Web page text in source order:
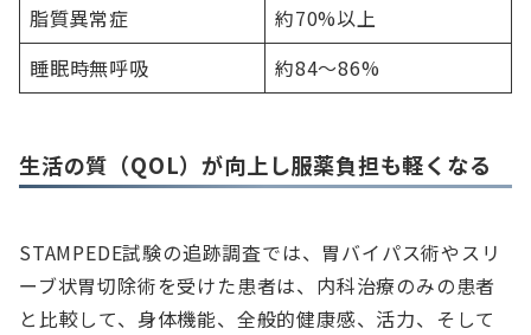
脂質異常症
約70%以上
睡眠時無呼吸
約84～86%
生活の質（QOL）が向上し服薬負担も軽くなる
STAMPEDE試験の追跡調査では、胃バイパス術やスリ
ーブ状胃切除術を受けた患者は、内科治療のみの患者
と比較して、身体機能、全般的健康感、活力、そして